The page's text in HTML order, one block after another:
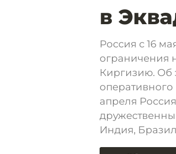
в
Россия с 16
ограничения
Киргизию. Об
апреля
Индия,